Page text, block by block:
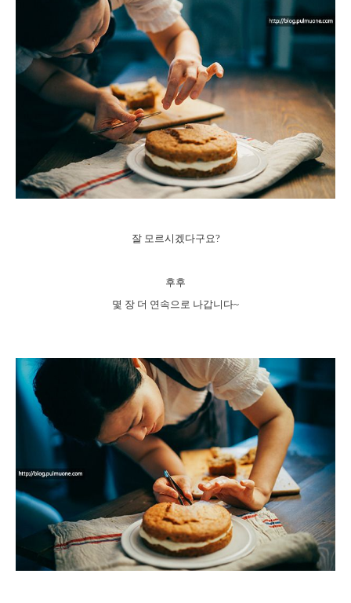
잘 모르시겠다구요?
후후
몇 장 더 연속으로 나갑니다~